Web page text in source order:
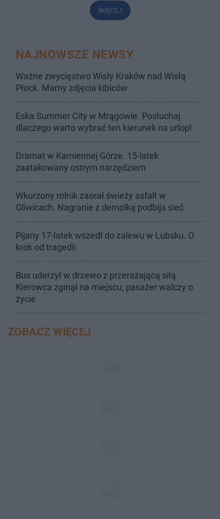
WIĘCEJ
NAJNOWSZE NEWSY
Ważne zwycięstwo Wisły Kraków nad Wisłą
Płock. Mamy zdjęcia kibiców
Eska Summer City w Mrągowie. Posłuchaj
dlaczego warto wybrać ten kierunek na urlop!
Dramat w Kamiennej Górze. 15-latek
zaatakowany ostrym narzędziem
Wkurzony rolnik zaorał świeży asfalt w
Gliwicach. Nagranie z demolką podbija sieć
Pijany 17-latek wszedł do zalewu w Lubsku. O
krok od tragedii
Bus uderzył w drzewo z przerażającą siłą.
Kierowca zginął na miejscu, pasażer walczy o
życie
ZOBACZ WIĘCEJ